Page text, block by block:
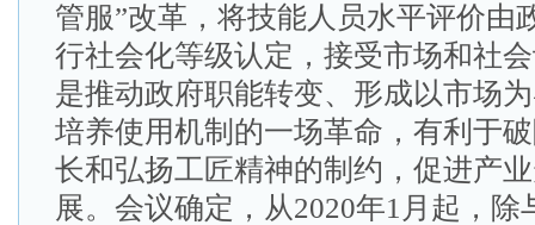
管服”改革，将技能人员水平评价由
行社会化等级认定，接受市场和社
是推动政府职能转变、形成以市场
培养使用机制的一场革命，有利于
长和弘扬工匠精神的制约，促进产
展。会议确定，从2020年1月起，除